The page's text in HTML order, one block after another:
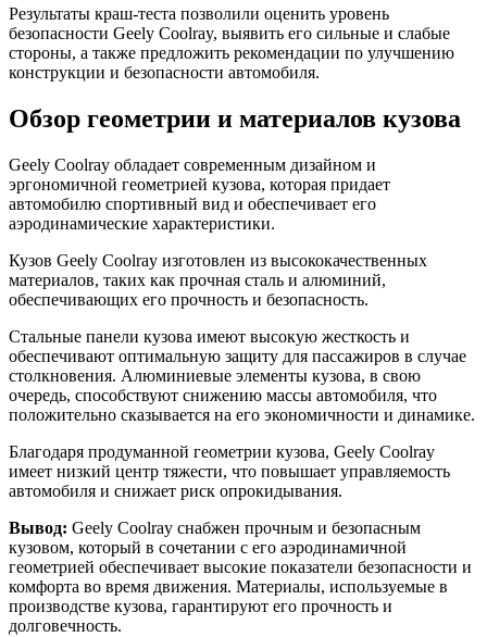
Результаты краш-теста позволили оценить уровень
безопасности Geely Coolray, выявить его сильные и слабые
стороны, а также предложить рекомендации по улучшению
конструкции и безопасности автомобиля.
Обзор геометрии и материалов кузова
Geely Coolray обладает современным дизайном и
эргономичной геометрией кузова, которая придает
автомобилю спортивный вид и обеспечивает его
аэродинамические характеристики.
Кузов Geely Coolray изготовлен из высококачественных
материалов, таких как прочная сталь и алюминий,
обеспечивающих его прочность и безопасность.
Стальные панели кузова имеют высокую жесткость и
обеспечивают оптимальную защиту для пассажиров в случае
столкновения. Алюминиевые элементы кузова, в свою
очередь, способствуют снижению массы автомобиля, что
положительно сказывается на его экономичности и динамике.
Благодаря продуманной геометрии кузова, Geely Coolray
имеет низкий центр тяжести, что повышает управляемость
автомобиля и снижает риск опрокидывания.
Вывод: Geely Coolray снабжен прочным и безопасным
кузовом, который в сочетании с его аэродинамичной
геометрией обеспечивает высокие показатели безопасности и
комфорта во время движения. Материалы, используемые в
производстве кузова, гарантируют его прочность и
долговечность.